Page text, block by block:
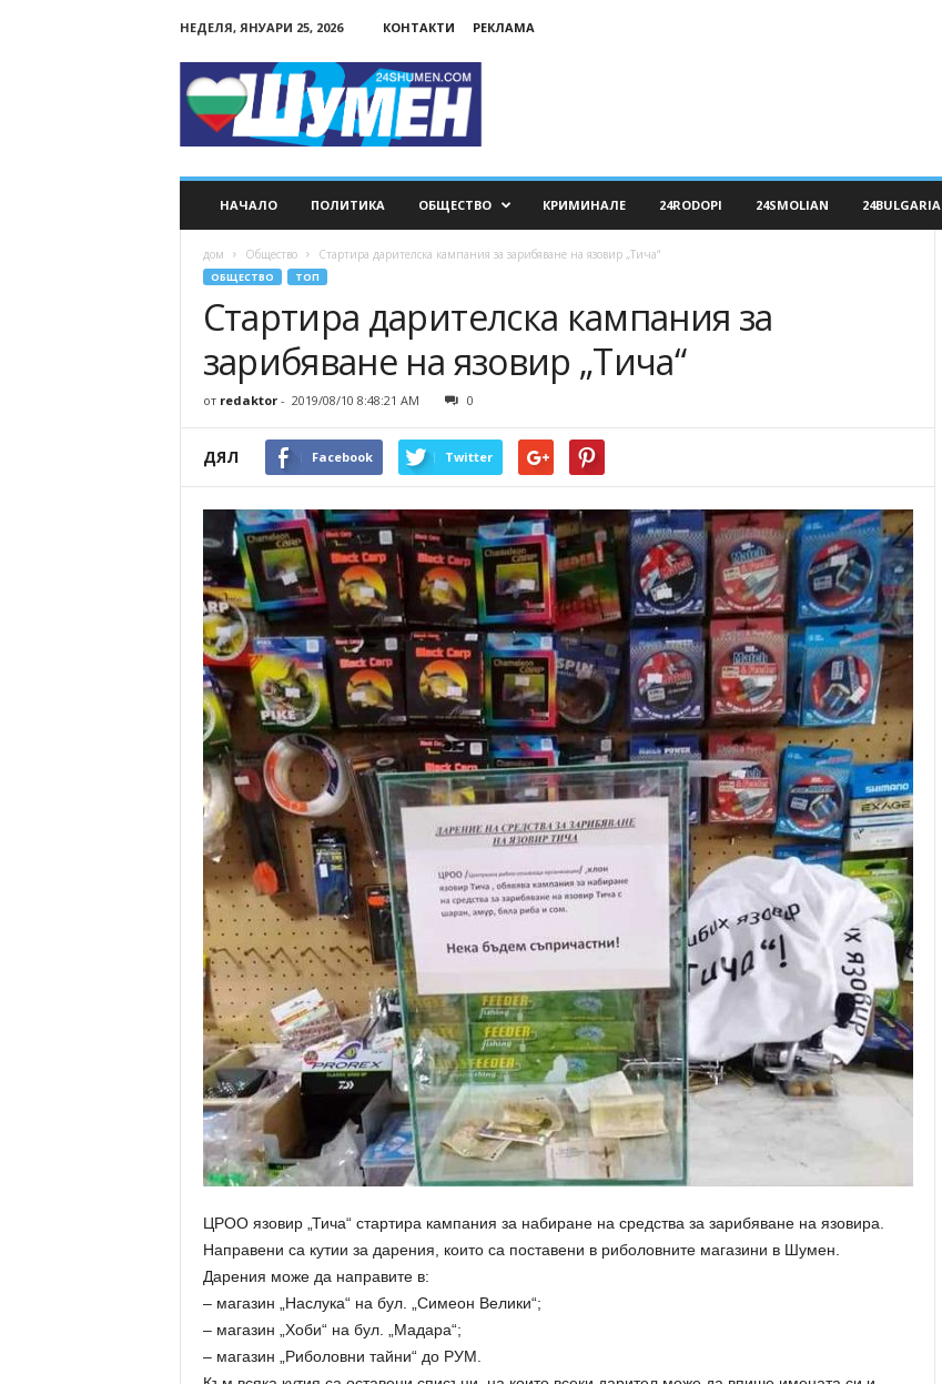
НЕДЕЛЯ, ЯНУАРИ 25, 2026 КОНТАКТИ РЕКЛАМА
НАЧАЛО ПОЛИТИКА ОБЩЕСТВО КРИМИНАЛЕ 24RODOPI 24SMOLIAN 24BULGARIA
дом Общество Стартира дарителска кампания за зарибяване на язовир „Тича“
ОБЩЕСТВО ТОП
Стартира дарителска кампания за
зарибяване на язовир „Тича“
от redaktor- 2019/08/10 8:48:21 AM 0
ДЯЛ Facebook Twitter
ЦРОО язовир „Тича“ стартира кампания за набиране на средства за зарибяване на язовира.
Направени са кутии за дарения, които са поставени в риболовните магазини в Шумен.
Дарения може да направите в:
– магазин „Наслука“ на бул. „Симеон Велики“;
– магазин „Хоби“ на бул. „Мадара“;
– магазин „Риболовни тайни“ до РУМ.